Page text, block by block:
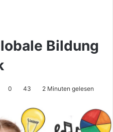
Bildung
0 43 2 Minuten gelesen